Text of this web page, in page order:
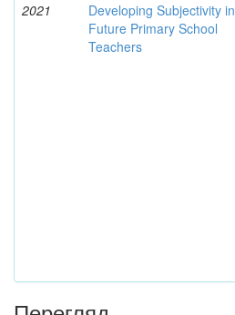
2021
Developing Subjectivity in
Future Primary School
Teachers